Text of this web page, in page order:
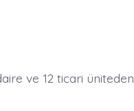
ve 12 ticari üniteden